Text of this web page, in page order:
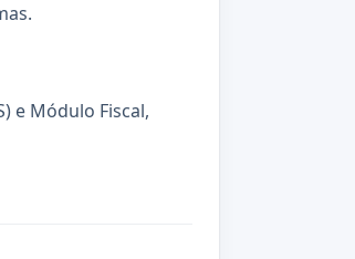
e Módulo Fiscal,